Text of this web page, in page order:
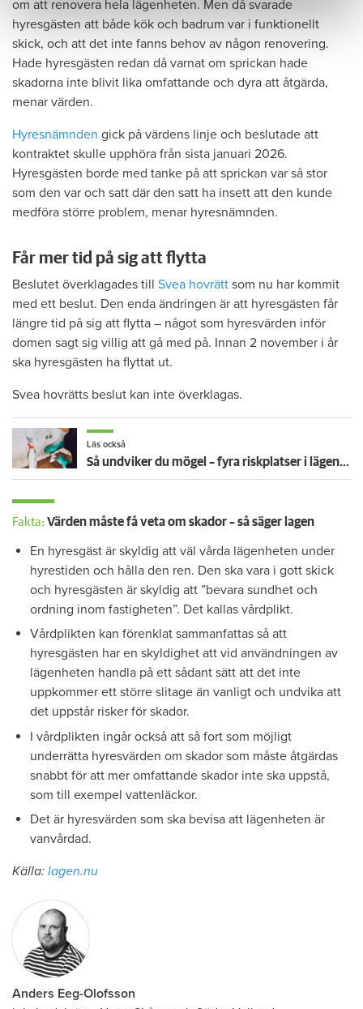
om att renovera hela lägenheten. Men då svarade
hyresgästen att både kök och badrum var i funktionellt
skick, och att det inte fanns behov av någon renovering.
Hade hyresgästen redan då varnat om sprickan hade
skadorna inte blivit lika omfattande och dyra att åtgärda,
menar värden.
Hyresnämnden gick på värdens linje och beslutade att
kontraktet skulle upphöra från sista januari 2026.
Hyresgästen borde med tanke på att sprickan var så stor
som den var och satt där den satt ha insett att den kunde
medföra större problem, menar hyresnämnden.
Får mer tid på sig att flytta
Beslutet överklagades till Svea hovrätt som nu har kommit
med ett beslut. Den enda ändringen är att hyresgästen får
längre tid på sig att flytta – något som hyresvärden inför
domen sagt sig villig att gå med på. Innan 2 november i år
ska hyresgästen ha flyttat ut.
Svea hovrätts beslut kan inte överklagas.
Läs också
Så undviker du mögel – fyra riskplatser i lägenheten: ”Måste städa bort”
Fakta: Värden måste få veta om skador – så säger lagen
En hyresgäst är skyldig att väl vårda lägenheten under
hyrestiden och hålla den ren. Den ska vara i gott skick
och hyresgästen är skyldig att ”bevara sundhet och
ordning inom fastigheten”. Det kallas vårdplikt.
Vårdplikten kan förenklat sammanfattas så att
hyresgästen har en skyldighet att vid användningen av
lägenheten handla på ett sådant sätt att det inte
uppkommer ett större slitage än vanligt och undvika att
det uppstår risker för skador.
I vårdplikten ingår också att så fort som möjligt
underrätta hyresvärden om skador som måste åtgärdas
snabbt för att mer omfattande skador inte ska uppstå,
som till exempel vattenläckor.
Det är hyresvärden som ska bevisa att lägenheten är
vanvårdad.
Källa: lagen.nu
Anders Eeg-Olofsson